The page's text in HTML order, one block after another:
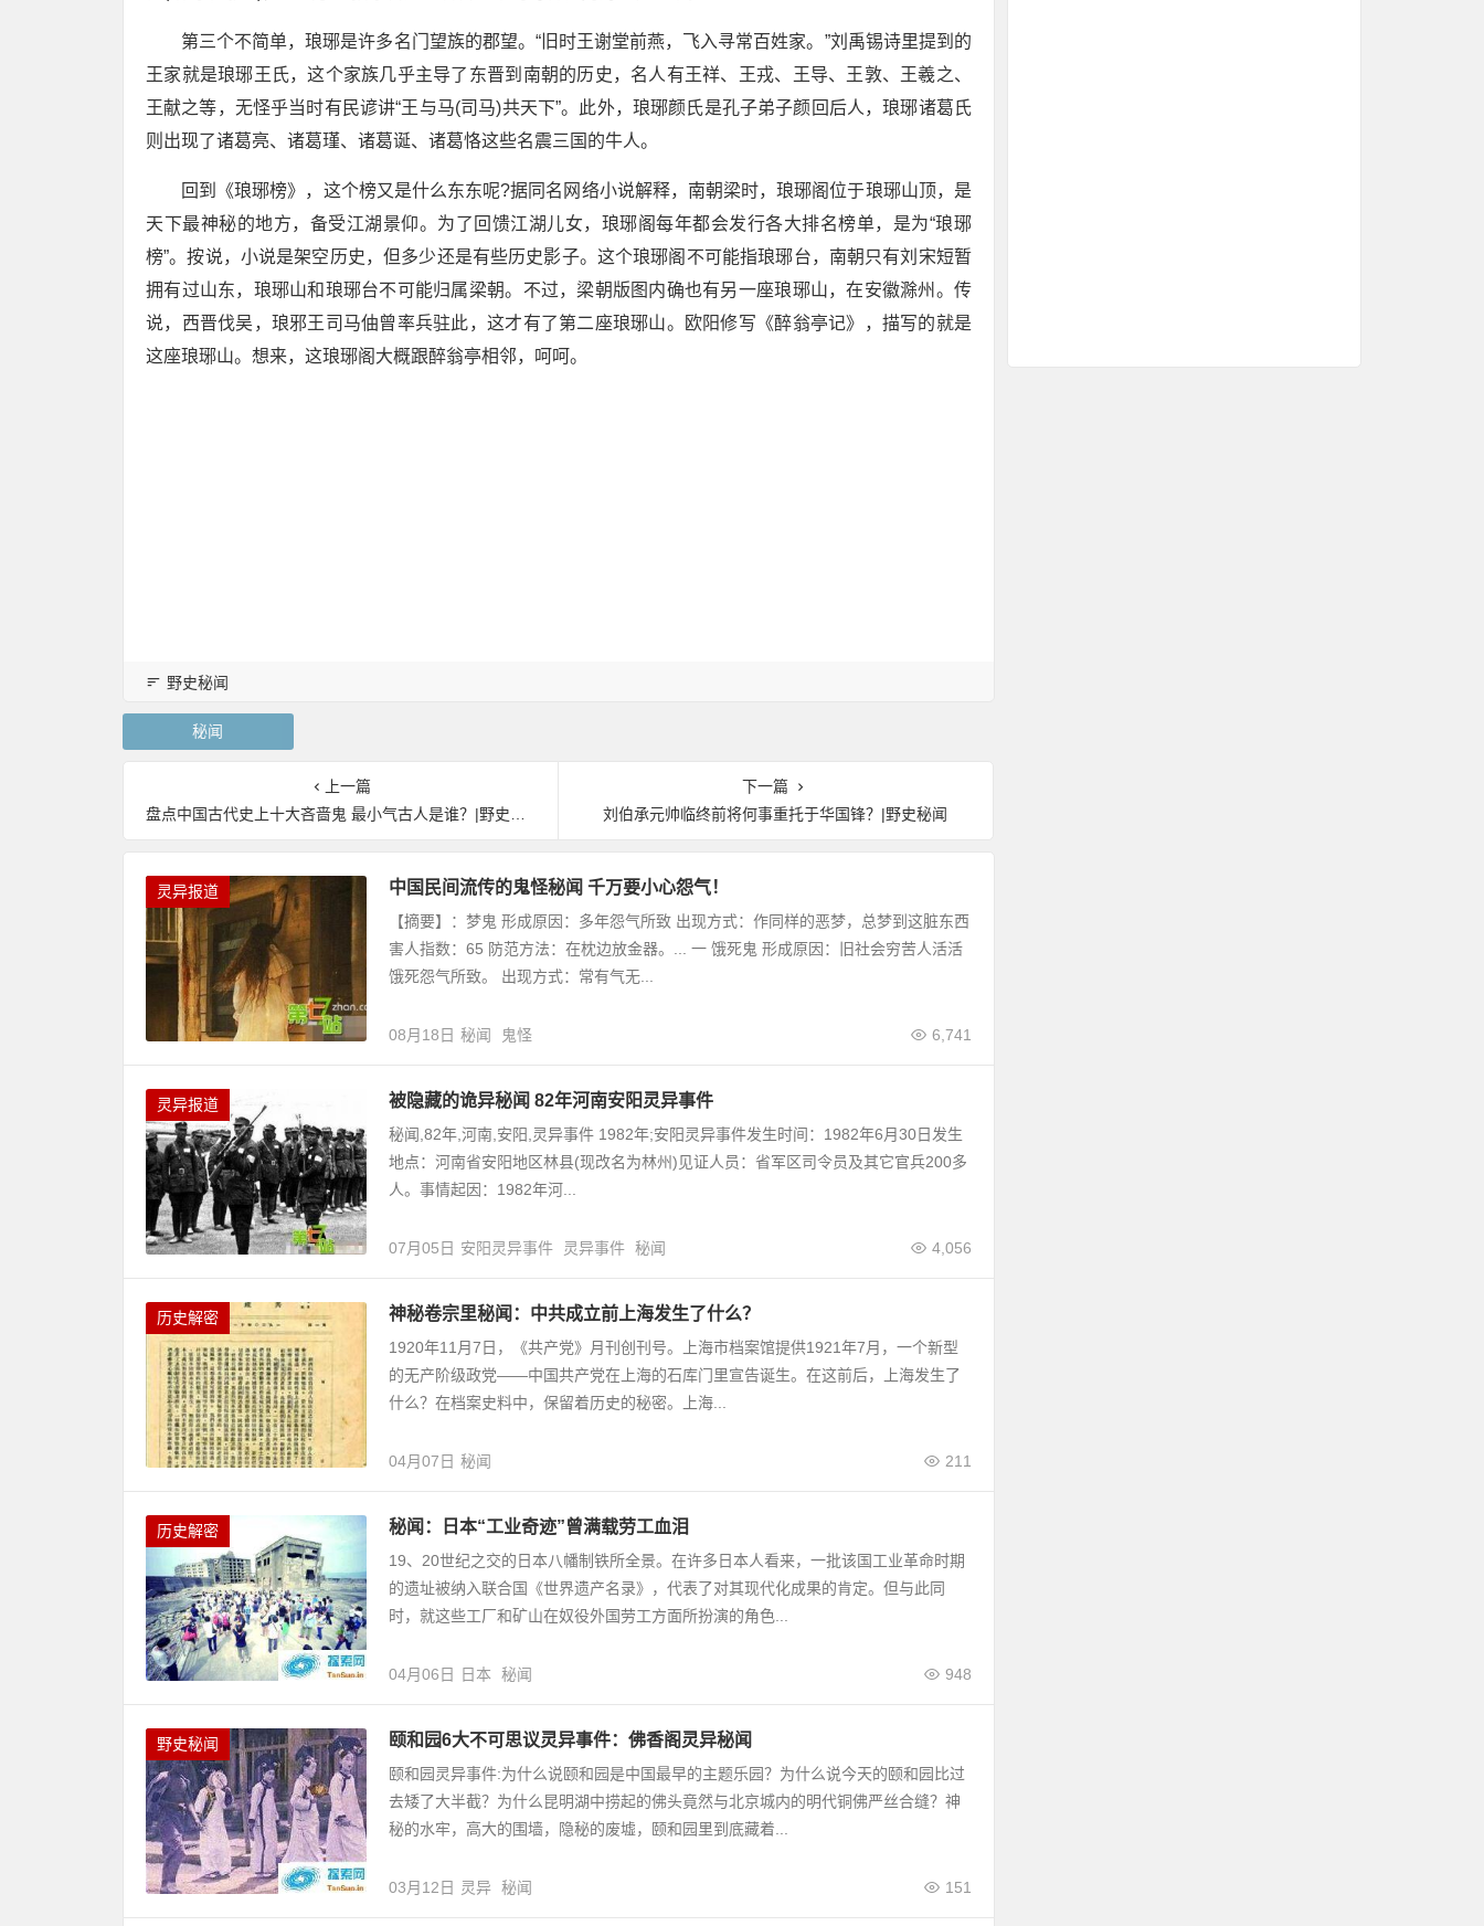
第三个不简单，琅琊是许多名门望族的郡望。“旧时王谢堂前燕，飞入寻常百姓家。”刘禹锡诗里提到的
王家就是琅琊王氏，这个家族几乎主导了东晋到南朝的历史，名人有王祥、王戎、王导、王敦、王羲之、
王献之等，无怪乎当时有民谚讲“王与马(司马)共天下”。此外，琅琊颜氏是孔子弟子颜回后人，琅琊诸葛氏
则出现了诸葛亮、诸葛瑾、诸葛诞、诸葛恪这些名震三国的牛人。
回到《琅琊榜》，这个榜又是什么东东呢?据同名网络小说解释，南朝梁时，琅琊阁位于琅琊山顶，是
天下最神秘的地方，备受江湖景仰。为了回馈江湖儿女，琅琊阁每年都会发行各大排名榜单，是为“琅琊
榜”。按说，小说是架空历史，但多少还是有些历史影子。这个琅琊阁不可能指琅琊台，南朝只有刘宋短暂
拥有过山东，琅琊山和琅琊台不可能归属梁朝。不过，梁朝版图内确也有另一座琅琊山，在安徽滁州。传
说，西晋伐吴，琅邪王司马伷曾率兵驻此，这才有了第二座琅琊山。欧阳修写《醉翁亭记》，描写的就是
这座琅琊山。想来，这琅琊阁大概跟醉翁亭相邻，呵呵。
野史秘闻
秘闻
上一篇
盘点中国古代史上十大吝啬鬼 最小气古人是谁？|野史秘闻
下一篇
刘伯承元帅临终前将何事重托于华国锋？|野史秘闻
灵异报道 中国民间流传的鬼怪秘闻 千万要小心怨气！
【摘要】：梦鬼 形成原因：多年怨气所致 出现方式：作同样的恶梦，总梦到这脏东西
害人指数：65 防范方法：在枕边放金器。... 一 饿死鬼 形成原因：旧社会穷苦人活活
饿死怨气所致。 出现方式：常有气无...
08月18日 6,741
秘闻 鬼怪
灵异报道 被隐藏的诡异秘闻 82年河南安阳灵异事件
秘闻,82年,河南,安阳,灵异事件 1982年;安阳灵异事件发生时间：1982年6月30日发生
地点：河南省安阳地区林县(现改名为林州)见证人员：省军区司令员及其它官兵200多
人。事情起因：1982年河...
07月05日 4,056
安阳灵异事件 灵异事件 秘闻
历史解密 神秘卷宗里秘闻：中共成立前上海发生了什么？
1920年11月7日，《共产党》月刊创刊号。上海市档案馆提供1921年7月，一个新型
的无产阶级政党——中国共产党在上海的石库门里宣告诞生。在这前后，上海发生了
什么？在档案史料中，保留着历史的秘密。上海...
04月07日 211
秘闻
历史解密 秘闻：日本“工业奇迹”曾满载劳工血泪
19、20世纪之交的日本八幡制铁所全景。在许多日本人看来，一批该国工业革命时期
的遗址被纳入联合国《世界遗产名录》，代表了对其现代化成果的肯定。但与此同
时，就这些工厂和矿山在奴役外国劳工方面所扮演的角色...
04月06日 948
日本 秘闻
野史秘闻 颐和园6大不可思议灵异事件：佛香阁灵异秘闻
颐和园灵异事件:为什么说颐和园是中国最早的主题乐园？为什么说今天的颐和园比过
去矮了大半截？为什么昆明湖中捞起的佛头竟然与北京城内的明代铜佛严丝合缝？神
秘的水牢，高大的围墙，隐秘的废墟，颐和园里到底藏着...
03月12日 151
灵异 秘闻